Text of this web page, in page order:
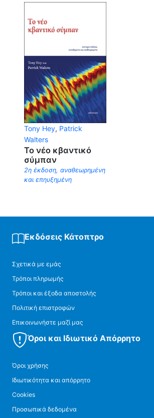
Tony Hey, Patrick
Walters
Το νέο κβαντικό
σύμπαν
2η έκδοση, αναθεωρημένη
και επηυξημένη
Εκδόσεις Κάτοπτρο
Σχετικά με εμάς
Τρόποι πληρωμής
Τρόποι και έξοδα αποστολής
Πολιτική επιστροφών
Επικοινωνήστε μαζί μας
Όροι και Ιδιωτικό Απόρρητο
Όροι χρήσης
Ιδιωτικότητα και απόρρητο
Cookies
Προσωπικά δεδομένα